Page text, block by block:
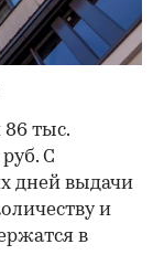
тыс.
С
дней выдачи
и
в